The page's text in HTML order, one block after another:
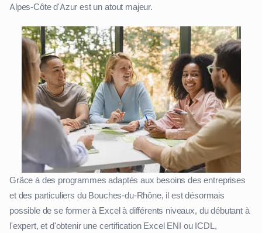
Alpes-Côte d'Azur est un atout majeur.
Grâce à des programmes adaptés aux besoins des entreprises
et des particuliers du Bouches-du-Rhône, il est désormais
possible de se former à Excel à différents niveaux, du débutant à
l'expert, et d'obtenir une certification Excel ENI ou ICDL,